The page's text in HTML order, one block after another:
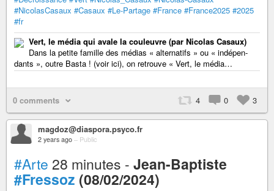
#NicolasCasaux #Casaux #Le-Partage #France #France2025 #2025
#fr
Vert, le média qui avale la couleuvre (par Nicolas Casaux)
Dans la petite famille des médias « alter­na­tifs » ou « indé­pen­
dants », outre Bas­ta ! (voir ici), on retrouve « Vert, le média…
0 comments 4 0 3
magdoz@diaspora.psyco.fr
2 years ago – Public
#Arte 28 minutes - Jean-Baptiste
#Fressoz (08/02/2024)